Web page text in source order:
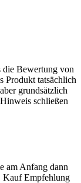
die Bewertung von
Produkt tatsächlich
grundsätzlich
Hinweis schließen
am Anfang dann
Kauf Empfehlung